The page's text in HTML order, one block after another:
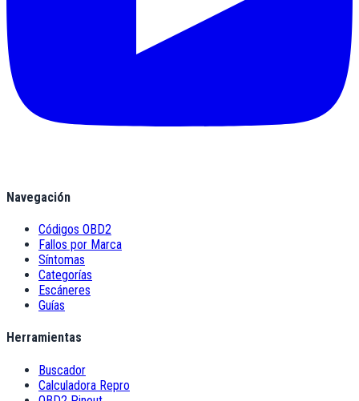
Navegación
Códigos OBD2
Fallos por Marca
Síntomas
Categorías
Escáneres
Guías
Herramientas
Buscador
Calculadora Repro